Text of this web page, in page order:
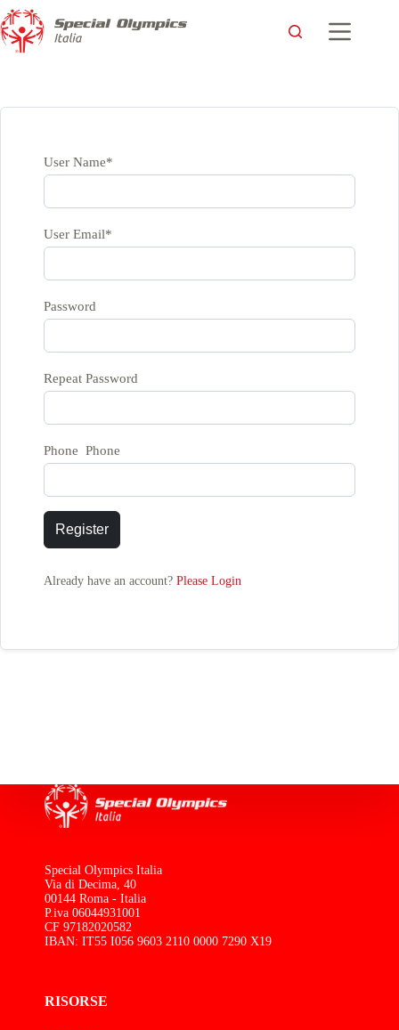
User Name*
User Email*
Password
Repeat Password
Phone Phone
Register
Already have an account? Please Login
Special Olympics Italia
Via di Decima, 40
00144 Roma - Italia
P.iva 06044931001
CF 97182020582
IBAN: IT55 I056 9603 2110 0000 7290 X19
RISORSE